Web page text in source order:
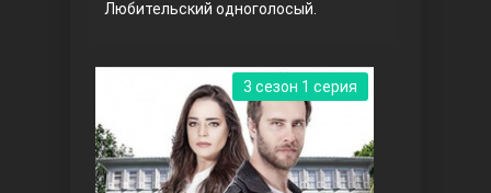
Воскресший Эртугрул
Любительский одноголосый.
3 сезон 1 серия